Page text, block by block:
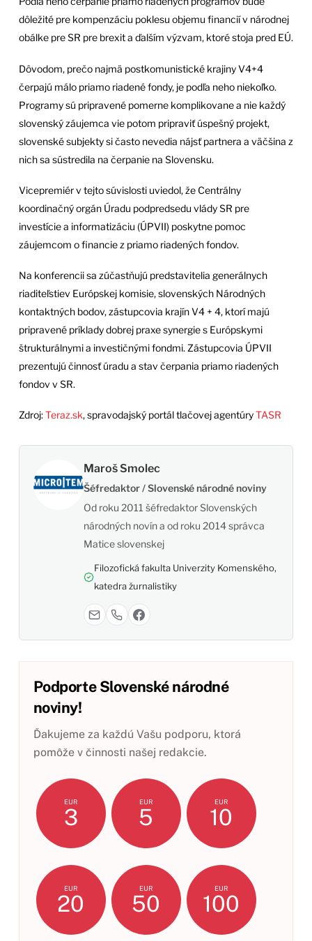
dôležité pre kompenzáciu poklesu objemu financií v národnej
obálke pre SR pre brexit a ďalším výzvam, ktoré stoja pred EÚ.
Dôvodom, prečo najmä postkomunistické krajiny V4+4
čerpajú málo priamo riadené fondy, je podľa neho niekoľko.
Programy sú pripravené pomerne komplikovane a nie každý
slovenský záujemca vie potom pripraviť úspešný projekt,
slovenské subjekty si často nevedia nájsť partnera a väčšina z
nich sa sústredila na čerpanie na Slovensku.
Vicepremiér v tejto súvislosti uviedol, že Centrálny
koordinačný orgán Úradu podpredsedu vlády SR pre
investície a informatizáciu (ÚPVII) poskytne pomoc
záujemcom o financie z priamo riadených fondov.
Na konferencii sa zúčastňujú predstavitelia generálnych
riaditeľstiev Európskej komisie, slovenských Národných
kontaktných bodov, zástupcovia krajín V4 + 4, ktorí majú
pripravené príklady dobrej praxe synergie s Európskymi
štrukturálnymi a investičnými fondmi. Zástupcovia ÚPVII
prezentujú činnosť úradu a stav čerpania priamo riadených
fondov v SR.
Zdroj:Teraz.sk, spravodajský portál tlačovej agentúryTASR
Maroš Smolec
Šéfredaktor / Slovenské národné noviny
Od roku 2011 šéfredaktor Slovenských
národných novín a od roku 2014 správca
Matice slovenskej
Filozofická fakulta Univerzity Komenského,
katedra žurnalistiky
Podporte Slovenské národné
noviny!
Ďakujeme za každú Vašu podporu, ktorá
pomôže v činnosti našej redakcie.
EUR
3
EUR
5
EUR
10
EUR
20
EUR
50
EUR
100